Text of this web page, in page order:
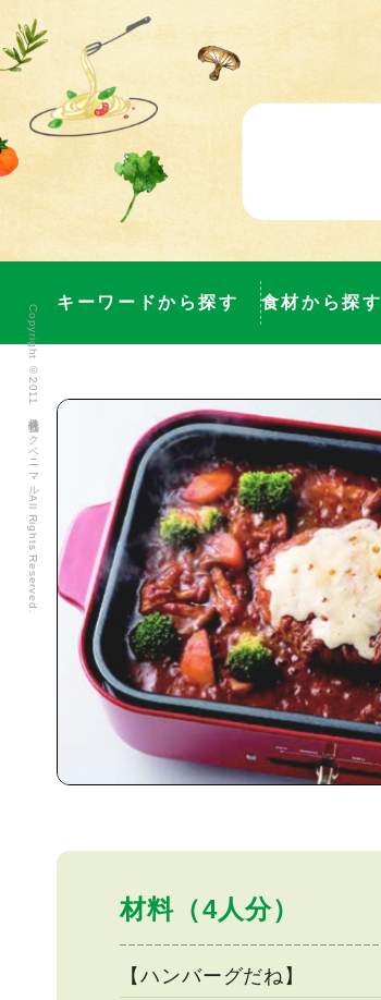
キーワードから探す 食材から探す
材料（4人分）
【ハンバーグだね】
Copyright ©2011 株式会社ヨークベニマル All Rights Reserved.